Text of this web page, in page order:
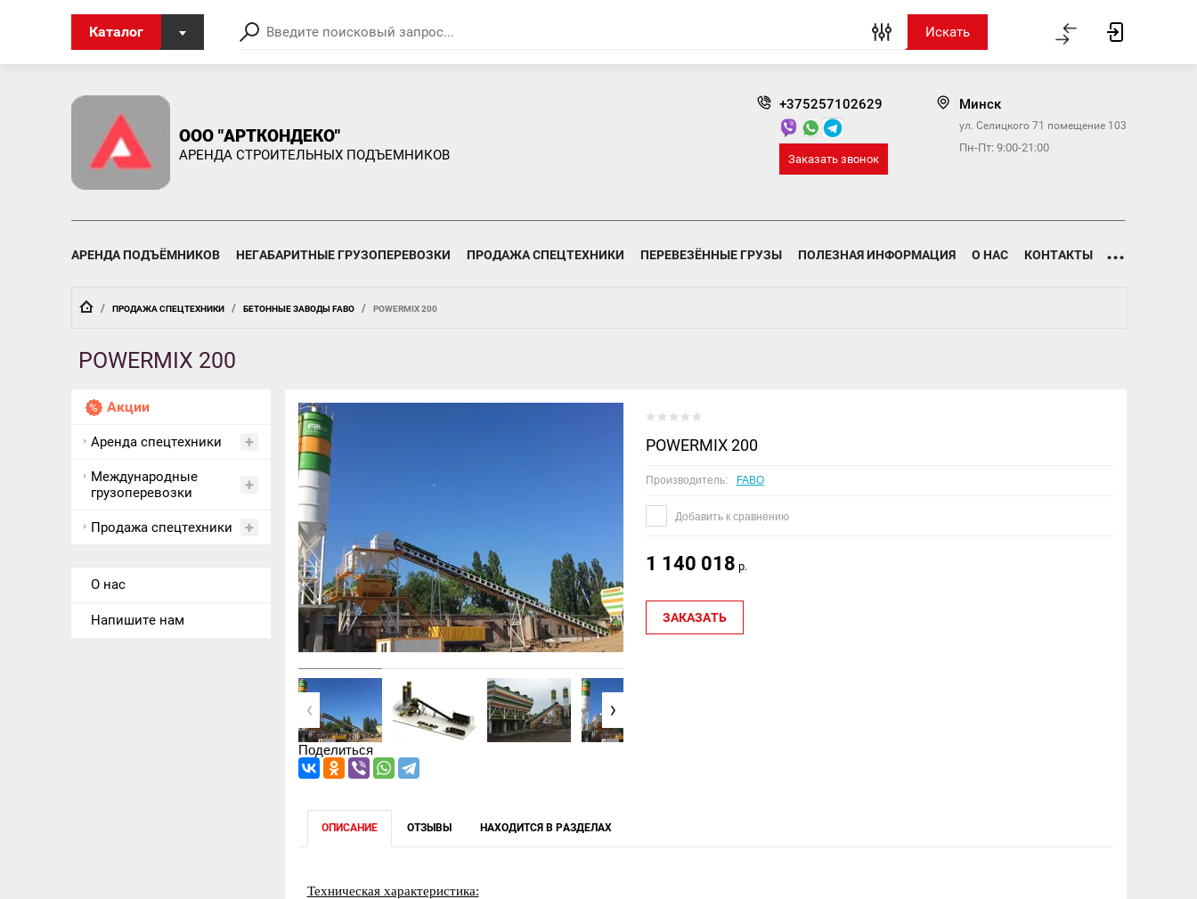
Каталог
ООО "АРТКОНДЕКО"
АРЕНДА СТРОИТЕЛЬНЫХ ПОДЪЕМНИКОВ
+375257102629
Заказать звонок
Минск
ул. Селицкого 71 помещение 103
Пн-Пт: 9:00-21:00
АРЕНДА ПОДЪЁМНИКОВ НЕГАБАРИТНЫЕ ГРУЗОПЕРЕВОЗКИ ПРОДАЖА СПЕЦТЕХНИКИ ПЕРЕВЕЗЁННЫЕ ГРУЗЫ ПОЛЕЗНАЯ ИНФОРМАЦИЯ О НАС КОНТАКТЫ ...
  /
ПРОДАЖА СПЕЦТЕХНИКИ
  /
БЕТОННЫЕ ЗАВОДЫ FABO
  /
POWERMIX 200
POWERMIX 200
Акции
Аренда спецтехники
Международные
грузоперевозки
Продажа спецтехники
О нас
Напишите нам
Поделиться
POWERMIX 200
Производитель: FABO
Добавить к сравнению
1 140 018 р.
ЗАКАЗАТЬ
ОПИСАНИЕ ОТЗЫВЫ НАХОДИТСЯ В РАЗДЕЛАХ
Техническая характеристика: